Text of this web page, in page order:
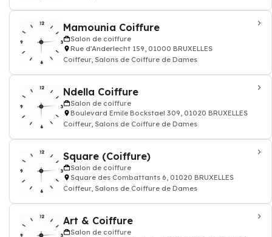
Mamounia Coiffure
Salon de coiffure
Rue d'Anderlecht 159, 01000 BRUXELLES
Coiffeur, Salons de Coiffure de Dames
Ndella Coiffure
Salon de coiffure
Boulevard Emile Bockstael 309, 01020 BRUXELLES
Coiffeur, Salons de Coiffure de Dames
Square (Coiffure)
Salon de coiffure
Square des Combattants 6, 01020 BRUXELLES
Coiffeur, Salons de Coiffure de Dames
Art & Coiffure
Salon de coiffure